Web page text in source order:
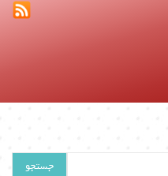
جستجو